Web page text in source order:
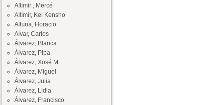
Altimir , Mercé
Altimir, Kei Kensho
Altuna, Horacio
Alvar, Carlos
Álvarez, Blanca
Álvarez, Pipa
Álvarez, Xosé M.
Álvarez, Miguel
Álvarez, Julia
Álvarez, Lidia
Álvarez, Francisco